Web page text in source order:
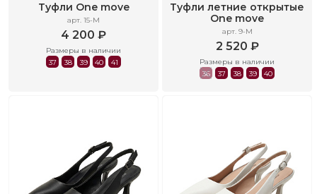
Туфли One move
арт. 15-M
4 200 ₽
Размеры в наличии
37
38 39 40 41
Туфли летние открытые
One move
арт. 9-M
2 520 ₽
Размеры в наличии
36
37 38 39 40